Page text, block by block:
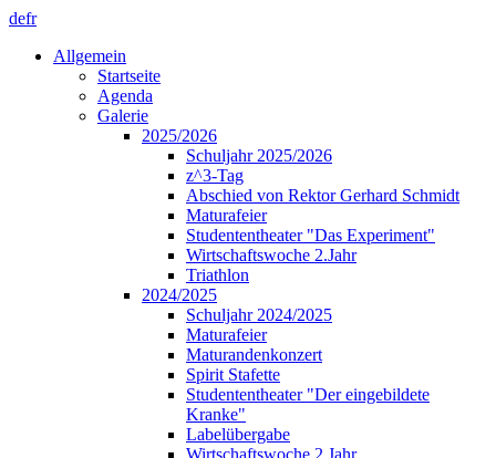
defr
Allgemein
Startseite
Agenda
Galerie
2025/2026
Schuljahr 2025/2026
z^3-Tag
Abschied von Rektor Gerhard Schmidt
Maturafeier
Studententheater "Das Experiment"
Wirtschaftswoche 2.Jahr
Triathlon
2024/2025
Schuljahr 2024/2025
Maturafeier
Maturandenkonzert
Spirit Stafette
Studententheater "Der eingebildete
Kranke"
Labelübergabe
Wirtschaftswoche 2.Jahr